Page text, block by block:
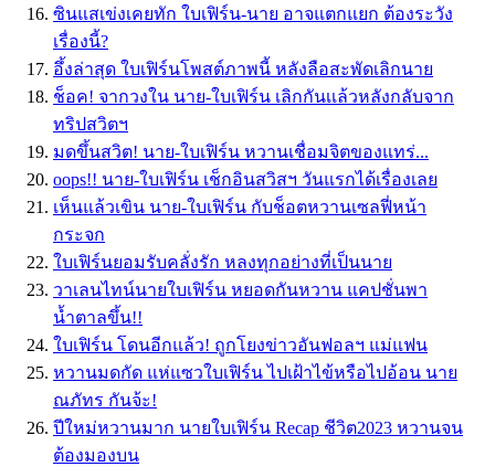
ซินแสเข่งเคยทัก ใบเฟิร์น-นาย อาจแตกแยก ต้องระวัง
เรื่องนี้?
อึ้งล่าสุด ใบเฟิร์นโพสต์ภาพนี้ หลังลือสะพัดเลิกนาย
ช็อค! จากวงใน นาย-ใบเฟิร์น เลิกกันเเล้วหลังกลับจาก
ทริปสวิตฯ
มดขึ้นสวิต! นาย-ใบเฟิร์น หวานเชื่อมจิตของแทร่...
oops!! นาย-ใบเฟิร์น เช็กอินสวิสฯ วันแรกได้เรื่องเลย
เห็นแล้วเขิน นาย-ใบเฟิร์น กับช็อตหวานเซลฟี่หน้า
กระจก
ใบเฟิร์นยอมรับคลั่งรัก หลงทุกอย่างที่เป็นนาย
วาเลนไทน์นายใบเฟิร์น หยอดกันหวาน แคปชั่นพา
น้ำตาลขึ้น!!
ใบเฟิร์น โดนอีกแล้ว! ถูกโยงข่าวอันฟอลฯ แม่แฟน
หวานมดกัด แห่แซวใบเฟิร์น ไปเฝ้าไข้หรือไปอ้อน นาย
ณภัทร กันจ้ะ!
ปีใหม่หวานมาก นายใบเฟิร์น Recap ชีวิต2023 หวานจน
ต้องมองบน